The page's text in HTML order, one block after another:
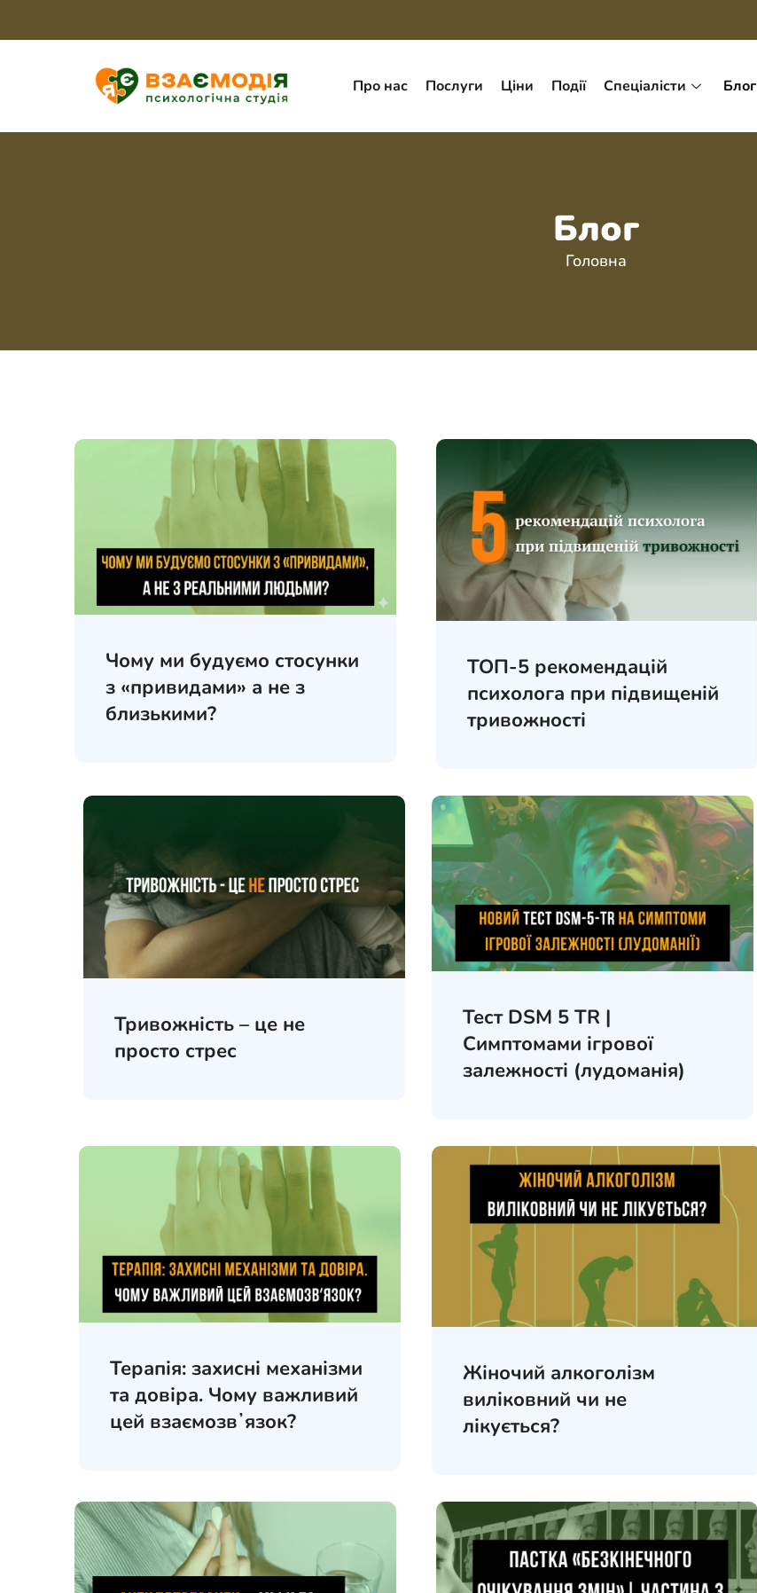
Про нас Послуги Ціни Події Спеціалісти Блог
Блог
Головна
Чому ми будуємо стосунки
з «привидами» а не з
близькими?
ТОП-5 рекомендацій
психолога при підвищеній
тривожності
Тривожність – це не
просто стрес
Тест DSM 5 TR |
Симптомами ігрової
залежності (лудоманія)
Терапія: захисні механізми
та довіра. Чому важливий
цей взаємозвʼязок?
Жіночий алкоголізм
виліковний чи не
лікується?